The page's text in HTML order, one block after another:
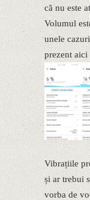
că nu este
Volumul
unele
prezent aici
Vibrațiile
și ar trebui
vorba de